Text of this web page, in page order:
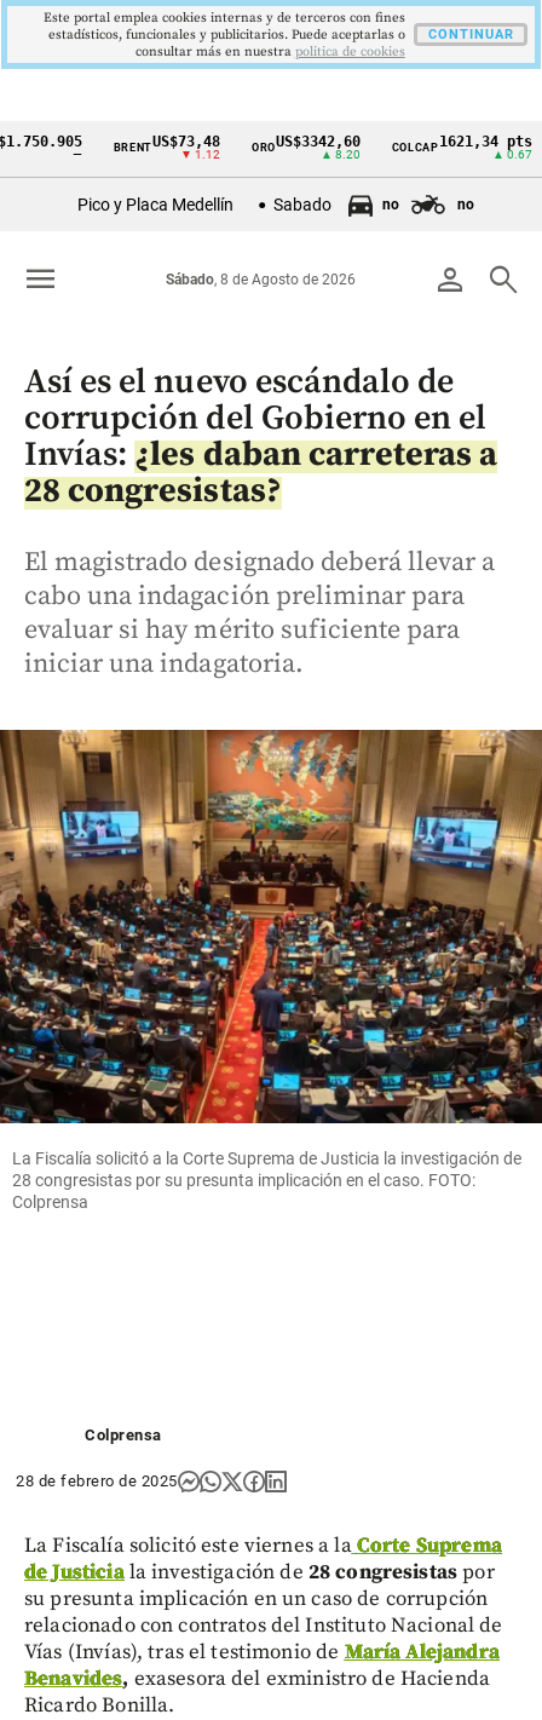
Cintillo
Colombia
BRENT US$73,48
▼ 1.12
ORO US$3342,60 COLCAP1621,34 pts
Pico y Placa Medellín Sabado no no
person search
Sábado, 8 de Agosto de 2026
menu
Así es el nuevo escándalo de
corrupción del Gobierno en el
Invías:¿les daban carreteras a
28 congresistas?
El magistrado designado deberá llevar a
cabo una indagación preliminar para
evaluar si hay mérito suficiente para
iniciar una indagatoria.
La Fiscalía solicitó a la Corte Suprema de Justicia la investigación de
28 congresistas por su presunta implicación en el caso. FOTO:
Colprensa
Colprensa
28 de febrero de 2025
La Fiscalía solicitó este viernes a laCorte Suprema
de Justiciala investigación de 28 congresistaspor
su presunta implicación en un caso de corrupción
relacionado con contratos del Instituto Nacional de
Vías (Invías), tras el testimonio de María Alejandra
Benavides, exasesora del exministro de Hacienda
Ricardo Bonilla.
Este portal emplea cookies internas y de terceros con fines
estadísticos, funcionales y publicitarios. Puede aceptarlas o
consultar más en nuestra politica de cookies
CONTINUAR